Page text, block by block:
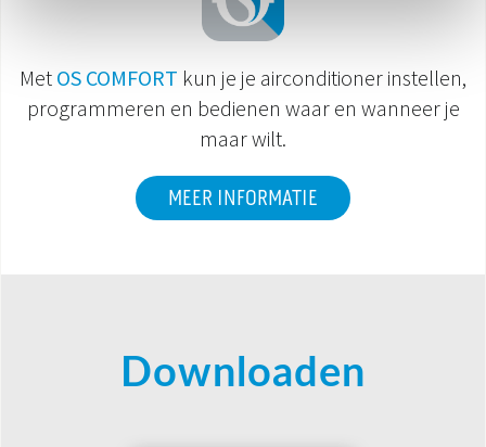
Met OS COMFORT kun je je airconditioner instellen,
programmeren en bedienen waar en wanneer je
maar wilt.
MEER INFORMATIE
Downloaden